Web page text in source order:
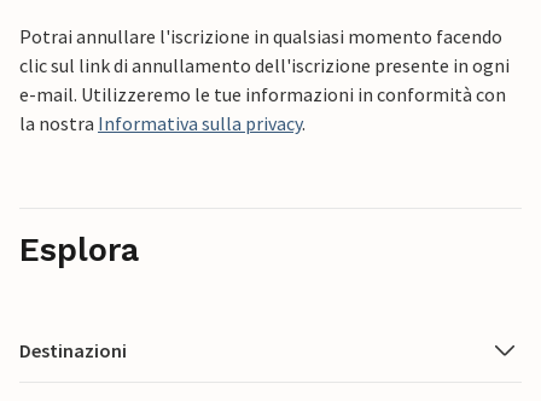
Potrai annullare l'iscrizione in qualsiasi momento facendo
clic sul link di annullamento dell'iscrizione presente in ogni
e-mail. Utilizzeremo le tue informazioni in conformità con
la nostra Informativa sulla privacy.
Esplora
Destinazioni